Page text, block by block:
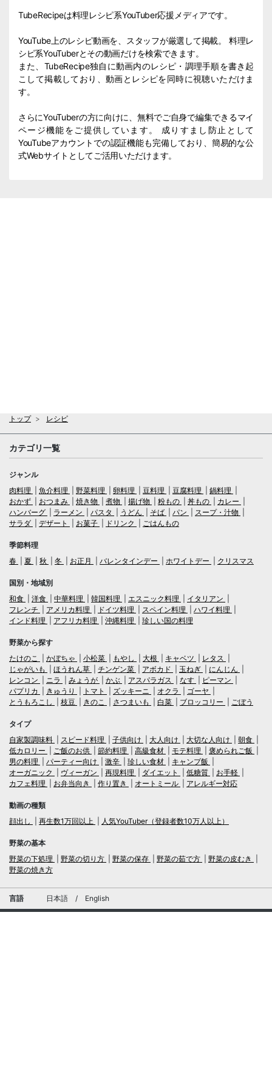
TubeRecipeは料理レシピ系YouTuber応援メディアです。
YouTube上のレシピ動画を、スタッフが厳選して掲載。 料理レ
シピ系YouTuberとその動画だけを検索できます。
また、TubeRecipe独自に動画内のレシピ・調理手順を書き起
こして掲載しており、動画とレシピを同時に視聴いただけま
す。
さらにYouTuberの方に向けに、無料でご自身で編集できるマイ
ページ機能をご提供しています。 成りすまし防止として
YouTubeアカウントでの認証機能も完備しており、簡易的な公
式Webサイトとしてご活用いただけます。
トップ レシピ
カテゴリ一覧
ジャンル
肉料理
魚介料理 野菜料理 卵料理 豆料理 豆腐料理
鍋料理
おかず
おつまみ 焼き物 煮物 揚げ物 粉もの 丼もの
カレー
ハンバーグ
ラーメン パスタ うどん そば パン
スープ・汁物
サラダ
デザート お菓子 ドリンク ごはんもの
季節料理
春
夏 秋 冬 お正月 バレンタインデー ホワイトデー クリスマス
国別・地域別
和食
洋食 中華料理 韓国料理 エスニック料理
イタリアン
フレンチ
アメリカ料理 ドイツ料理 スペイン料理
ハワイ料理
インド料理
アフリカ料理 沖縄料理 珍しい国の料理
野菜から探す
たけのこ
かぼちゃ 小松菜 もやし 大根 キャベツ
レタス
じゃがいも
ほうれん草 チンゲン菜 アボカド 玉ねぎ
にんじん
レンコン
ニラ みょうが かぶ アスパラガス なす
ピーマン
パプリカ
きゅうり トマト ズッキーニ オクラ
ゴーヤ
とうもろこし
枝豆 きのこ さつまいも 白菜 ブロッコリー ごぼう
タイプ
自家製調味料
スピード料理 子供向け 大人向け 大切な人向け
朝食
低カロリー
ご飯のお供 節約料理 高級食材 モテ料理
褒められご飯
男の料理
パーティー向け 激辛 珍しい食材
キャンプ飯
オーガニック
ヴィーガン 再現料理 ダイエット 低糖質
お手軽
カフェ料理
お弁当向き 作り置き オートミール アレルギー対応
動画の種類
顔出し
再生数1万回以上 人気YouTuber（登録者数10万人以上）
野菜の基本
野菜の下処理
野菜の切り方 野菜の保存 野菜の茹で方
野菜の皮むき
野菜の焼き方
言語 日本語 / English